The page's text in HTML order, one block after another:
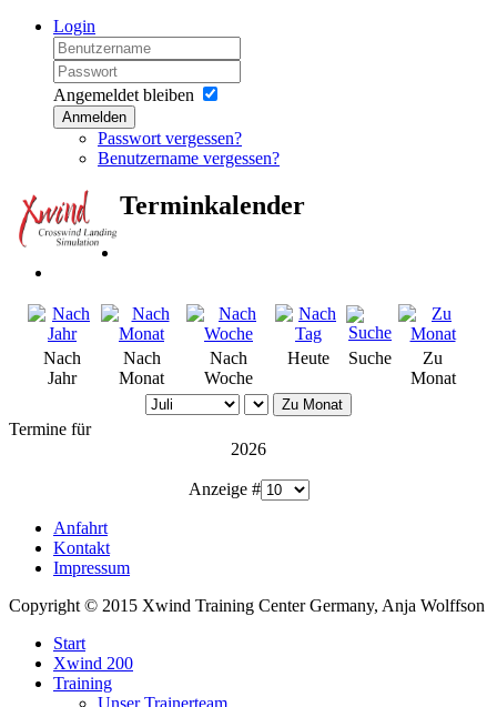
Login
Angemeldet bleiben
Anmelden
Passwort vergessen?
Benutzername vergessen?
Terminkalender
Nach
Jahr
Nach
Monat
Nach
Woche
Heute Suche
Zu
Monat
Zu Monat
Termine für
2026
Anzeige #
Anfahrt
Kontakt
Impressum
Copyright © 2015 Xwind Training Center Germany, Anja Wolffson
Start
Xwind 200
Training